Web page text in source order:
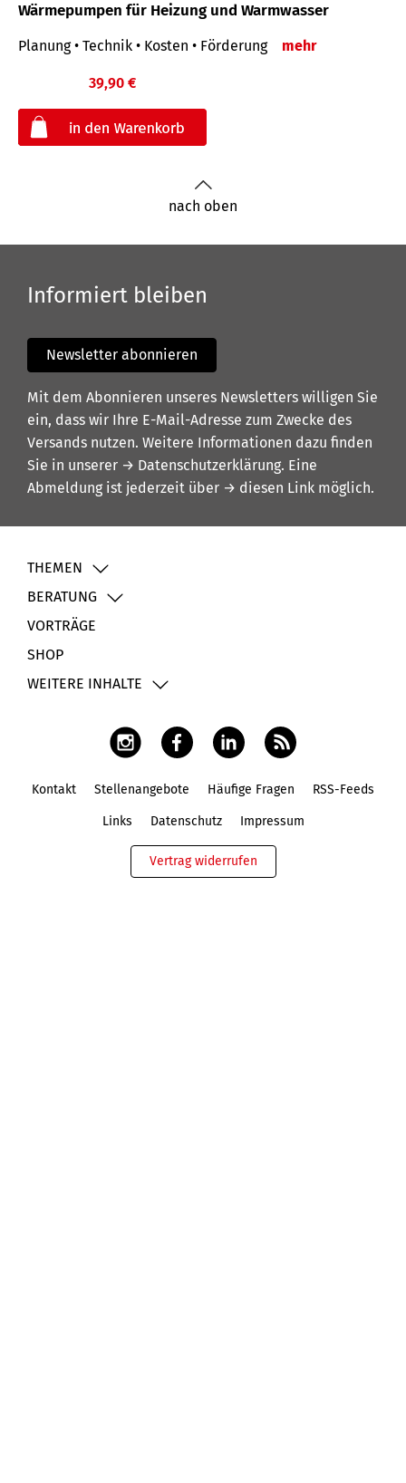
Wärmepumpen für Heizung und Warmwasser
Planung • Technik • Kosten • Förderung mehr
39,90 €
nach oben
Informiert bleiben
Newsletter abonnieren
Mit dem Abonnieren unseres Newsletters willigen Sie
ein, dass wir Ihre E-Mail-Adresse zum Zwecke des
Versands nutzen. Weitere Informationen dazu finden
Sie in unserer → Datenschutzerklärung. Eine
Abmeldung ist jederzeit über → diesen Link möglich.
THEMEN
BERATUNG
VORTRÄGE
SHOP
WEITERE INHALTE
Kontakt Stellenangebote Häufige Fragen RSS-Feeds
Links Datenschutz Impressum
Vertrag widerrufen